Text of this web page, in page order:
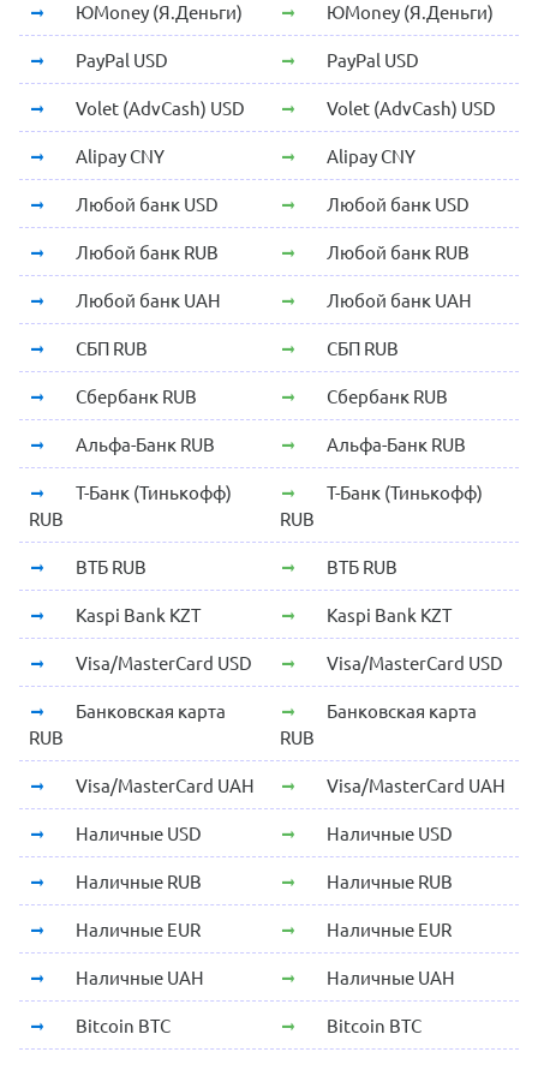
ЮMoney (Я.Деньги) ЮMoney (Я.Деньги)
PayPal USD PayPal USD
Volet (AdvCash) USD Volet (AdvCash) USD
Alipay CNY Alipay CNY
Любой банк USD Любой банк USD
Любой банк RUB Любой банк RUB
Любой банк UAH Любой банк UAH
СБП RUB СБП RUB
Сбербанк RUB Сбербанк RUB
Альфа-Банк RUB Альфа-Банк RUB
Т-Банк (Тинькофф)
RUB
Т-Банк (Тинькофф)
RUB
ВТБ RUB ВТБ RUB
Kaspi Bank KZT Kaspi Bank KZT
Visa/MasterCard USD Visa/MasterCard USD
Банковская карта
RUB
Банковская карта
RUB
Visa/MasterCard UAH Visa/MasterCard UAH
Наличные USD Наличные USD
Наличные RUB Наличные RUB
Наличные EUR Наличные EUR
Наличные UAH Наличные UAH
Bitcoin BTC Bitcoin BTC